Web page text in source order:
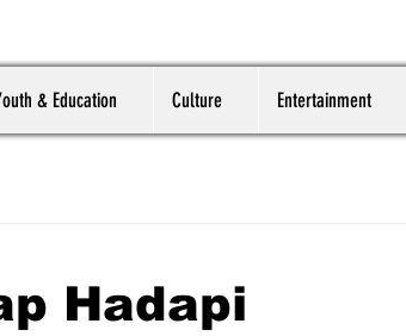
& Education Culture Entertainment
Hadapi